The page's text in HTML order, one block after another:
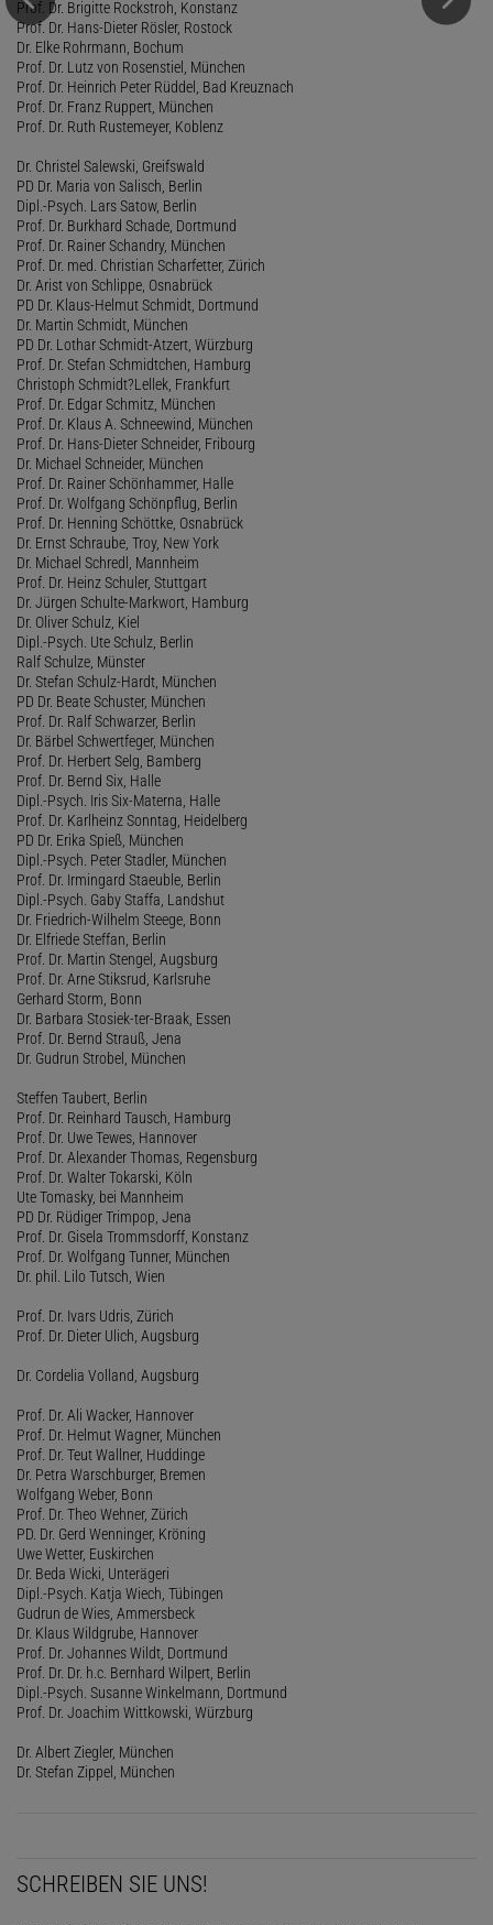
Prof. Dr. Brigitte Rockstroh, Konstanz
Prof. Dr. Hans-Dieter Rösler, Rostock
Dr. Elke Rohrmann, Bochum
Prof. Dr. Lutz von Rosenstiel, München
Prof. Dr. Heinrich Peter Rüddel, Bad Kreuznach
Prof. Dr. Franz Ruppert, München
Prof. Dr. Ruth Rustemeyer, Koblenz
Dr. Christel Salewski, Greifswald
PD Dr. Maria von Salisch, Berlin
Dipl.-Psych. Lars Satow, Berlin
Prof. Dr. Burkhard Schade, Dortmund
Prof. Dr. Rainer Schandry, München
Prof. Dr. med. Christian Scharfetter, Zürich
Dr. Arist von Schlippe, Osnabrück
PD Dr. Klaus-Helmut Schmidt, Dortmund
Dr. Martin Schmidt, München
PD Dr. Lothar Schmidt-Atzert, Würzburg
Prof. Dr. Stefan Schmidtchen, Hamburg
Christoph Schmidt?Lellek, Frankfurt
Prof. Dr. Edgar Schmitz, München
Prof. Dr. Klaus A. Schneewind, München
Prof. Dr. Hans-Dieter Schneider, Fribourg
Dr. Michael Schneider, München
Prof. Dr. Rainer Schönhammer, Halle
Prof. Dr. Wolfgang Schönpflug, Berlin
Prof. Dr. Henning Schöttke, Osnabrück
Dr. Ernst Schraube, Troy, New York
Dr. Michael Schredl, Mannheim
Prof. Dr. Heinz Schuler, Stuttgart
Dr. Jürgen Schulte-Markwort, Hamburg
Dr. Oliver Schulz, Kiel
Dipl.-Psych. Ute Schulz, Berlin
Ralf Schulze, Münster
Dr. Stefan Schulz-Hardt, München
PD Dr. Beate Schuster, München
Prof. Dr. Ralf Schwarzer, Berlin
Dr. Bärbel Schwertfeger, München
Prof. Dr. Herbert Selg, Bamberg
Prof. Dr. Bernd Six, Halle
Dipl.-Psych. Iris Six-Materna, Halle
Prof. Dr. Karlheinz Sonntag, Heidelberg
PD Dr. Erika Spieß, München
Dipl.-Psych. Peter Stadler, München
Prof. Dr. Irmingard Staeuble, Berlin
Dipl.-Psych. Gaby Staffa, Landshut
Dr. Friedrich-Wilhelm Steege, Bonn
Dr. Elfriede Steffan, Berlin
Prof. Dr. Martin Stengel, Augsburg
Prof. Dr. Arne Stiksrud, Karlsruhe
Gerhard Storm, Bonn
Dr. Barbara Stosiek-ter-Braak, Essen
Prof. Dr. Bernd Strauß, Jena
Dr. Gudrun Strobel, München
Steffen Taubert, Berlin
Prof. Dr. Reinhard Tausch, Hamburg
Prof. Dr. Uwe Tewes, Hannover
Prof. Dr. Alexander Thomas, Regensburg
Prof. Dr. Walter Tokarski, Köln
Ute Tomasky, bei Mannheim
PD Dr. Rüdiger Trimpop, Jena
Prof. Dr. Gisela Trommsdorff, Konstanz
Prof. Dr. Wolfgang Tunner, München
Dr. phil. Lilo Tutsch, Wien
Prof. Dr. Ivars Udris, Zürich
Prof. Dr. Dieter Ulich, Augsburg
Dr. Cordelia Volland, Augsburg
Prof. Dr. Ali Wacker, Hannover
Prof. Dr. Helmut Wagner, München
Prof. Dr. Teut Wallner, Huddinge
Dr. Petra Warschburger, Bremen
Wolfgang Weber, Bonn
Prof. Dr. Theo Wehner, Zürich
PD. Dr. Gerd Wenninger, Kröning
Uwe Wetter, Euskirchen
Dr. Beda Wicki, Unterägeri
Dipl.-Psych. Katja Wiech, Tübingen
Gudrun de Wies, Ammersbeck
Dr. Klaus Wildgrube, Hannover
Prof. Dr. Johannes Wildt, Dortmund
Prof. Dr. Dr. h.c. Bernhard Wilpert, Berlin
Dipl.-Psych. Susanne Winkelmann, Dortmund
Prof. Dr. Joachim Wittkowski, Würzburg
Dr. Albert Ziegler, München
Dr. Stefan Zippel, München
SCHREIBEN SIE UNS!